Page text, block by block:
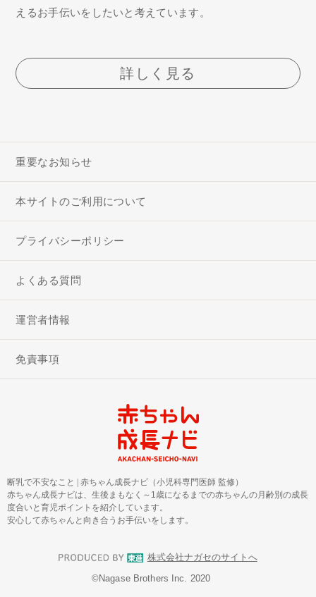
えるお手伝いをしたいと考えています。
詳しく見る
重要なお知らせ
本サイトのご利用について
プライバシーポリシー
よくある質問
運営者情報
免責事項
断乳で不安なこと | 赤ちゃん成長ナビ（小児科専門医師 監修）
赤ちゃん成長ナビは、生後まもなく～1歳になるまでの赤ちゃんの月齢別の成長
度合いと育児ポイントを紹介しています。
安心して赤ちゃんと向き合うお手伝いをします。
株式会社ナガセのサイトへ
©︎Nagase Brothers Inc. 2020